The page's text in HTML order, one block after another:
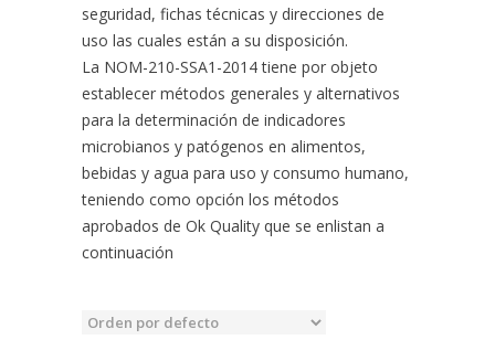
seguridad, fichas técnicas y direcciones de
uso las cuales están a su disposición.
La NOM-210-SSA1-2014 tiene por objeto
establecer métodos generales y alternativos
para la determinación de indicadores
microbianos y patógenos en alimentos,
bebidas y agua para uso y consumo humano,
teniendo como opción los métodos
aprobados de Ok Quality que se enlistan a
continuación